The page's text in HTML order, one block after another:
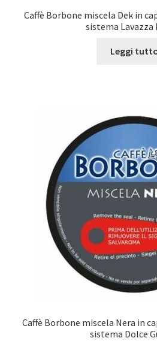
Caffè Borbone miscela Dek in
sistema
Leggi
Caffè Borbone miscela Nera in
sistema Dolce